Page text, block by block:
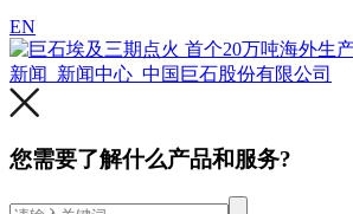
EN
您需要了解什么产品和服务?